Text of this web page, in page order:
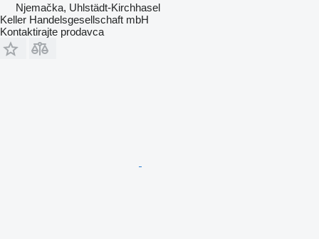
Njemačka, Uhlstädt-Kirchhasel
Keller Handelsgesellschaft mbH
Kontaktirajte prodavca